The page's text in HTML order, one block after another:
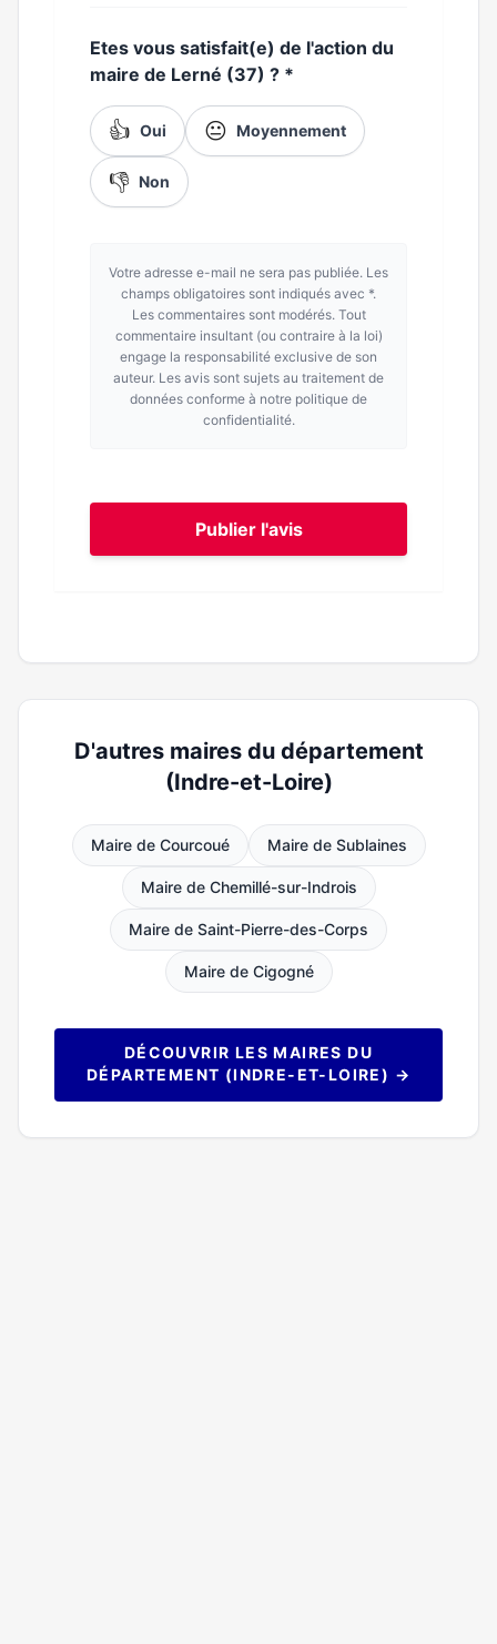
Etes vous satisfait(e) de l'action du
maire de Lerné (37) ? *
👍 Oui 😐 Moyennement
👎 Non
Votre adresse e-mail ne sera pas publiée. Les
champs obligatoires sont indiqués avec *.
Les commentaires sont modérés. Tout
commentaire insultant (ou contraire à la loi)
engage la responsabilité exclusive de son
auteur. Les avis sont sujets au traitement de
données conforme à notre politique de
confidentialité.
Publier l'avis
D'autres maires du département
(Indre-et-Loire)
Maire de Courcoué Maire de Sublaines
Maire de Chemillé-sur-Indrois
Maire de Saint-Pierre-des-Corps
Maire de Cigogné
DÉCOUVRIR LES MAIRES DU
DÉPARTEMENT (INDRE-ET-LOIRE) →